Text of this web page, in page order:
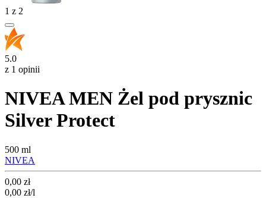
1 z 2
5.0
z 1 opinii
NIVEA MEN Żel pod prysznic
Silver Protect
500 ml
NIVEA
Cena
0,00 zł
0,00 zł/l